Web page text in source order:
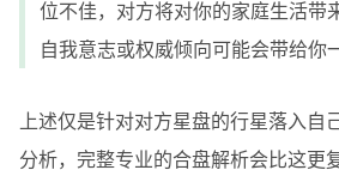
位不佳，对方将对你的家庭生活带
自我意志或权威倾向可能会带给你
上述仅是针对对方星盘的行星落入自
分析，完整专业的合盘解析会比这更